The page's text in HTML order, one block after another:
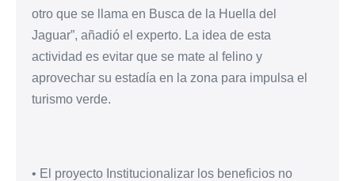
otro que se llama en Busca de la Huella del
Jaguar”, añadió el experto. La idea de esta
actividad es evitar que se mate al felino y
aprovechar su estadía en la zona para impulsa el
turismo verde.
• El proyecto Institucionalizar los beneficios no